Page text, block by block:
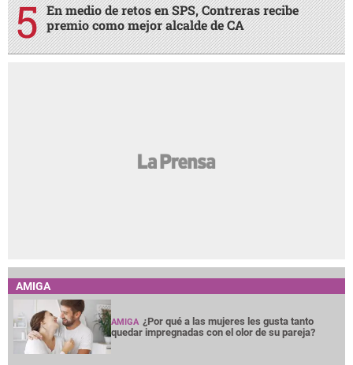
En medio de retos en SPS, Contreras recibe
premio como mejor alcalde de CA
AMIGA
AMIGA ¿Por qué a las mujeres les gusta tanto
quedar impregnadas con el olor de su pareja?